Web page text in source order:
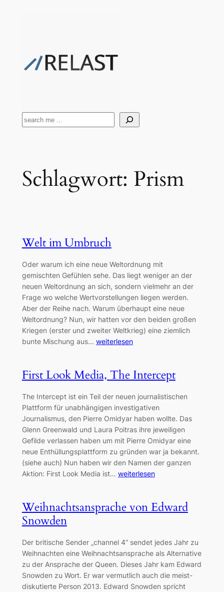
Suchen
Schlagwort: Prism
Welt im Umbruch
Oder warum ich eine neue Weltordnung mit
gemischten Gefühlen sehe. Das liegt weniger an der
neuen Weltordnung an sich, sondern vielmehr an der
Frage wo welche Wertvorstellungen liegen werden.
Aber der Reihe nach. Warum überhaupt eine neue
Weltordnung? Nun, wir hatten vor den beiden großen
Kriegen (erster und zweiter Weltkrieg) eine ziemlich
bunte Mischung aus… weiterlesen
First Look Media, The Intercept
The Intercept ist ein Teil der neuen journalistischen
Plattform für unabhängigen investigativen
Journalismus, den Pierre Omidyar haben wollte. Das
Glenn Greenwald und Laura Poitras ihre jeweiligen
Gefilde verlassen haben um mit Pierre Omidyar eine
neue Enthüllungsplattform zu gründen war ja bekannt.
(siehe auch) Nun haben wir den Namen der ganzen
Aktion: First Look Media ist… weiterlesen
Weihnachtsansprache von Edward
Snowden
Der britische Sender „channel 4“ sendet jedes Jahr zu
Weihnachten eine Weihnachtsansprache als Alternative
zu der Ansprache der Queen. Dieses Jahr kam Edward
Snowden zu Wort. Er war vermutlich auch die meist-
diskutierte Person 2013. Edward Snowden spricht